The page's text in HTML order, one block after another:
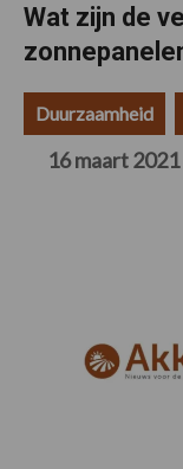
Wat zijn de
Duurzaamheid
16 maart 2021